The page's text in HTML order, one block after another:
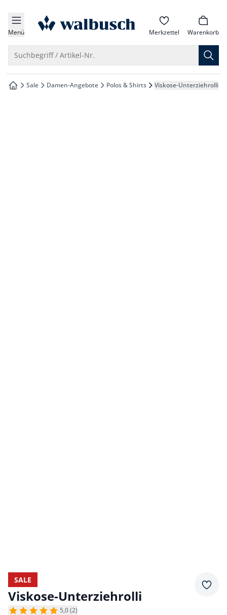
springen
springen
springen
springen
Menü zur Startseite Merkzettel Warenkorb
Suchbegriff / Artikel-Nr.
zur Startseite
Sale Damen-Angebote Polos & Shirts Viskose-Unterziehrolli
SALE
Viskose-Unterziehrolli
5,0 (2)